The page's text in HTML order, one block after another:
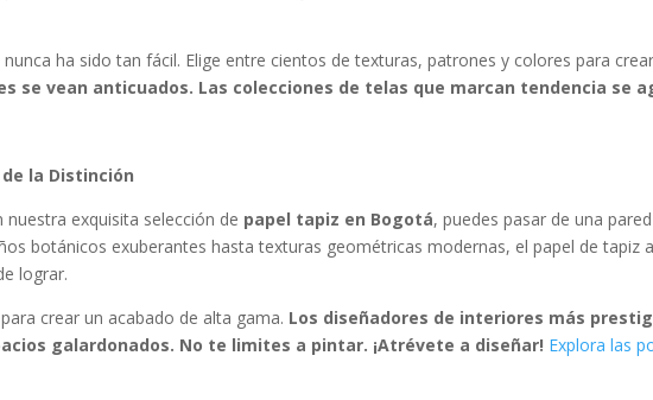
ha sido tan fácil. Elige entre cientos de texturas, patrones y colores para
se vean anticuados. Las colecciones de telas que marcan tendencia se
la Distinción
exquisita selección de papel tapiz en Bogotá, puedes pasar de una
botánicos exuberantes hasta texturas geométricas modernas, el papel de tapiz
lograr.
crear un acabado de alta gama. Los diseñadores de interiores más
galardonados. No te limites a pintar. ¡Atrévete a diseñar! Explora las